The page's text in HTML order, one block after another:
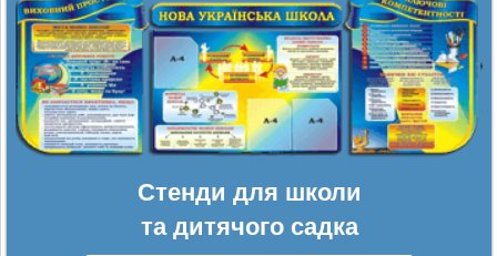
Стенди для школи
та дитячого садка